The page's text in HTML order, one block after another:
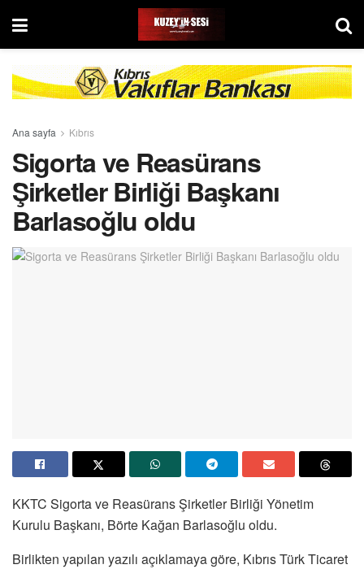
Ana sayfa Kıbrıs
Sigorta ve Reasürans
Şirketler Birliği Başkanı
Barlasoğlu oldu
KKTC Sigorta ve Reasürans Şirketler Birliği Yönetim
Kurulu Başkanı, Börte Kağan Barlasoğlu oldu.
Birlikten yapılan yazılı açıklamaya göre, Kıbrıs Türk Ticaret